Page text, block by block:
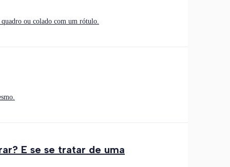
ou colado com um rótulo.
E se se tratar de uma